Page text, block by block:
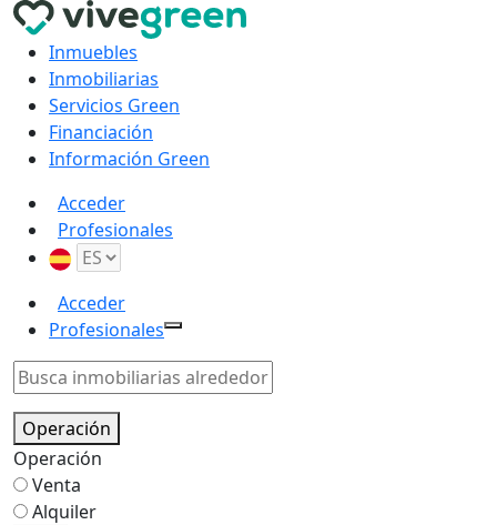
Inmuebles
Inmobiliarias
Servicios Green
Financiación
Información Green
Acceder
Profesionales
Acceder
Profesionales
Operación
Operación
Venta
Alquiler